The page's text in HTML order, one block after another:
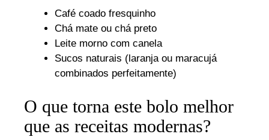
Café coado fresquinho
Chá mate ou chá preto
Leite morno com canela
Sucos naturais (laranja ou maracujá
combinados perfeitamente)
O que torna este bolo melhor
que as receitas modernas?